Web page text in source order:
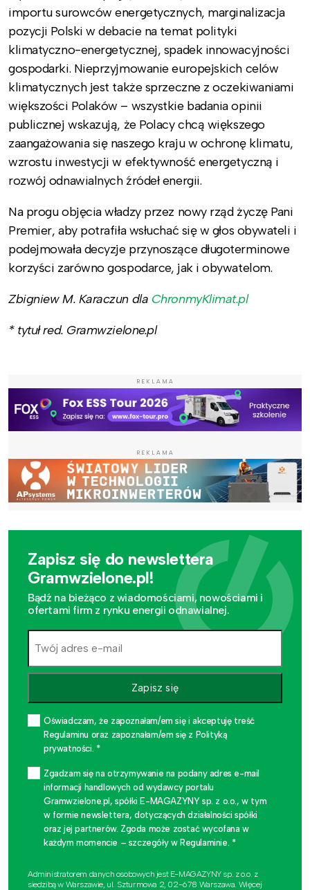
importu surowców energetycznych, marginalizacja
pozycji Polski w debacie na temat polityki
klimatyczno-energetycznej, spadek innowacyjności
gospodarki. Nieprzyjmowanie europejskich celów
klimatycznych jest także sprzeczne z oczekiwaniami
większości Polaków – wszystkie badania opinii
publicznej wskazują, że Polacy chcą większego
zaangażowania się naszego kraju w ochronę klimatu,
wzrostu inwestycji w efektywność energetyczną i
rozwój odnawialnych źródeł energii.
Na progu objęcia władzy przez nowy rząd życzę Pani
Premier, aby potrafiła wsłuchać się w głos obywateli i
podejmowała decyzje przynoszące długoterminowe
korzyści zarówno gospodarce, jak i obywatelom.
Zbigniew M. Karaczun dla ChronmyKlimat.pl
* tytuł red. Gramwzielone.pl
REKLAMA
REKLAMA
Zapisz się do newslettera
Gramwzielone.pl!
Bądź na bieżąco z wiadomościami, nowościami i
ofertami firm z rynku energii odnawialnej.
Zapisz się
Oświadczam, że zapoznałam/em się i akceptuję treść
Regulaminu oraz zapoznałam/em się z Polityką
prywatności. *
Zgadzam się na otrzymywanie na podany adres e-mail
informacji handlowych od wydawcy portalu
Gramwzielone.pl, spółki E-MAGAZYNY sp. z o.o., w tym
w formie newslettera, dotyczących działalności spółki
oraz jej partnerów. Zgoda może zostać wycofana w
każdym momencie – szczegóły w Regulaminie. *
Administratorem danych osobowych jest E-MAGAZYNY sp. z o.o. z
siedzibą w Warszawie, ul. Szturmowa 2, 02-678 Warszawa. Więcej